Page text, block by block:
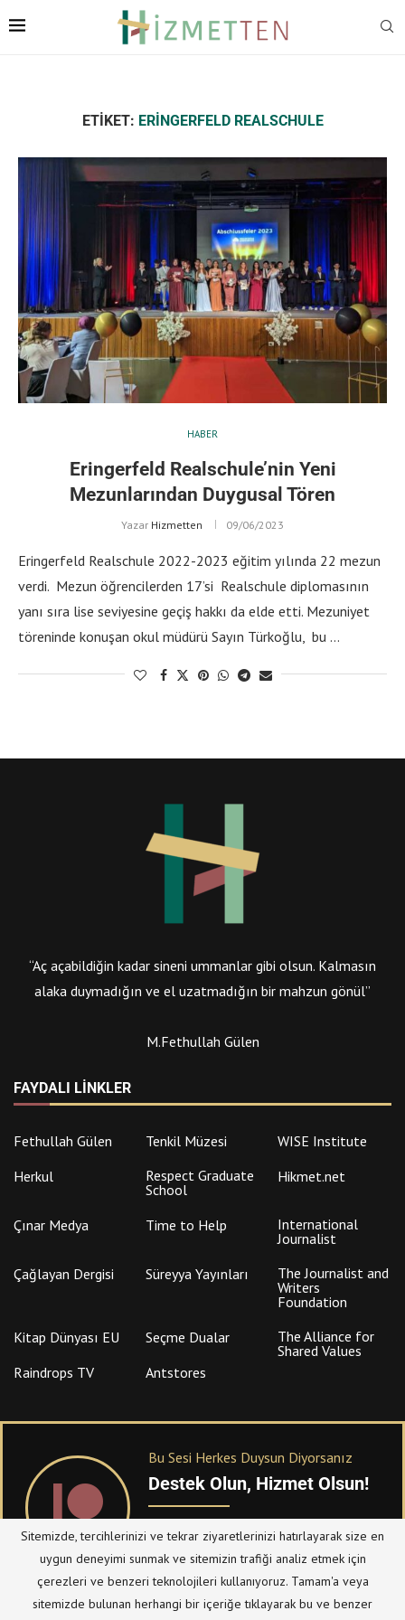
ETIKET: ERINGERFELD REALSCHULE
HABER
Eringerfeld Realschule’nin Yeni
Mezunlarından Duygusal Tören
Yazar Hizmetten 09/06/2023
Eringerfeld Realschule 2022-2023 eğitim yılında 22 mezun
verdi. Mezun öğrencilerden 17’si Realschule diplomasının
yanı sıra lise seviyesine geçiş hakkı da elde etti. Mezuniyet
töreninde konuşan okul müdürü Sayın Türkoğlu, bu …
“Aç açabildiğin kadar sineni ummanlar gibi olsun. Kalmasın
alaka duymadığın ve el uzatmadığın bir mahzun gönül”
M.Fethullah Gülen
FAYDALI LINKLER
Fethullah Gülen Tenkil Müzesi
WISE Institute
Herkul
Respect Graduate
School
Hikmet.net
Çınar Medya Time to Help
International
Journalist
Çağlayan Dergisi
Süreyya Yayınları
The Journalist and
Writers
Foundation
Kitap Dünyası EU
Seçme Dualar
The Alliance for
Shared Values
Raindrops TV
Antstores
Bu Sesi Herkes Duysun Diyorsanız
Destek Olun, Hizmet Olsun!
PATREONüzerinden sitemize bağışta
bulanabilirsiniz.
Sitemizde, tercihlerinizi ve tekrar ziyaretlerinizi hatırlayarak size en
uygun deneyimi sunmak ve sitemizin trafiği analiz etmek için
çerezleri ve benzeri teknolojileri kullanıyoruz. Tamam'a veya
sitemizde bulunan herhangi bir içeriğe tıklayarak bu ve benzer